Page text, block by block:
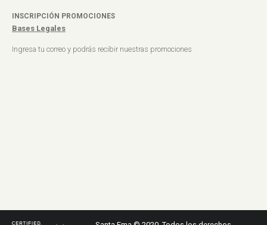
INSCRIPCIÓN PROMOCIONES
Bases Legales
Ingresa tu correo y podrás recibir nuestras promociones